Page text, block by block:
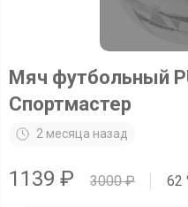
Мяч футбольный
Спортмастер
2 месяца назад
1139 ₽ 3000₽ 62